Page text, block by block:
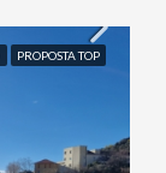
PROPOSTA TOP